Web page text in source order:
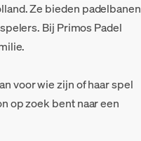
Ze bieden padelbanen
Bij Primos Padel
voor wie zijn of haar spel
op zoek bent naar een